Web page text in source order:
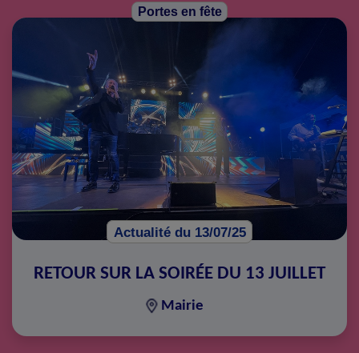
Portes en fête
Actualité du 13/07/25
RETOUR SUR LA SOIRÉE DU 13 JUILLET
Mairie